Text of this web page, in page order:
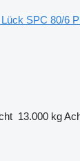
Lück SPC 80/6
13.000 kg